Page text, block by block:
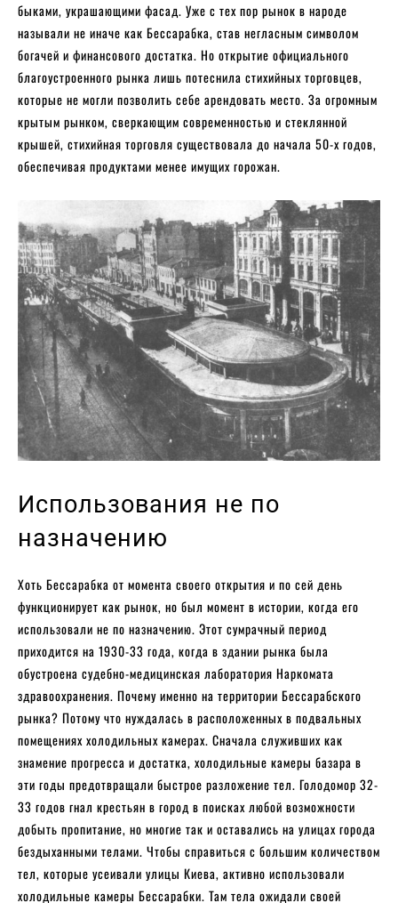
быками, украшающими фасад. Уже с тех пор рынок в народе
называли не иначе как Бессарабка, став негласным символом
богачей и финансового достатка. Но открытие официального
благоустроенного рынка лишь потеснила стихийных торговцев,
которые не могли позволить себе арендовать место. За огромным
крытым рынком, сверкающим современностью и стеклянной
крышей, стихийная торговля существовала до начала 50-х годов,
обеспечивая продуктами менее имущих горожан.
Использования не по
назначению
Хоть Бессарабка от момента своего открытия и по сей день
функционирует как рынок, но был момент в истории, когда его
использовали не по назначению. Этот сумрачный период
приходится на 1930-33 года, когда в здании рынка была
обустроена судебно-медицинская лаборатория Наркомата
здравоохранения. Почему именно на территории Бессарабского
рынка? Потому что нуждалась в расположенных в подвальных
помещениях холодильных камерах. Сначала служивших как
знамение прогресса и достатка, холодильные камеры базара в
эти годы предотвращали быстрое разложение тел. Голодомор 32-
33 годов гнал крестьян в город в поисках любой возможности
добыть пропитание, но многие так и оставались на улицах города
бездыханными телами. Чтобы справиться с большим количеством
тел, которые усеивали улицы Киева, активно использовали
холодильные камеры Бессарабки. Там тела ожидали своей